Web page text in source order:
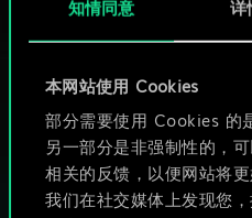
知情同意 详
本网站使用 Cookies
部分需要使用 Cookies 的
另一部分是非强制性的，
相关的反馈，以便网站将
我们在社交媒体上发现您
HOW ABOUT A
PC端免